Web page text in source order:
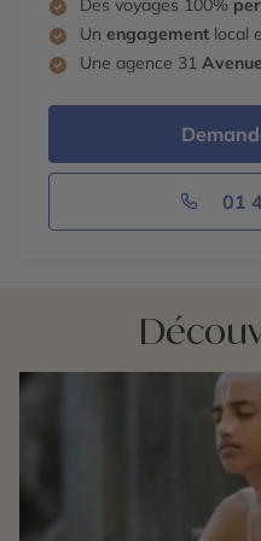
Des voyages 100%
Un engagement local
Une agence 31
01